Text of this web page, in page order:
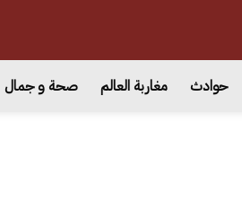
حوادث مغاربة العالم صحة و جمال